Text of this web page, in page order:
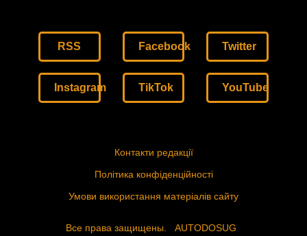
RSS Facebook Twitter
Instagram TikTok YouTube
Контакти редакції
Політика конфіденційності
Умови використання матеріалів сайту
Все права защищены. AUTODOSUG